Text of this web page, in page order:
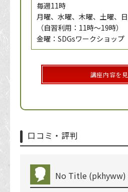
毎週11時
月曜、水曜、木曜、土曜、
（自習利用：11時～19時）
金曜：SDGsワークショップ
講座内容を
口コミ・評判
No Title (pkhyww)